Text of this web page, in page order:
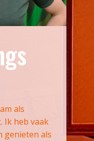
als
Ik heb vaak
genieten als